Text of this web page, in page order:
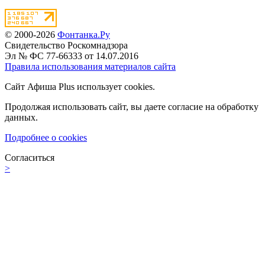
© 2000-2026 Фонтанка.Ру
Свидетельство Роскомнадзора
Эл № ФС 77-66333 от 14.07.2016
Правила использования материалов сайта
Сайт Афиша Plus использует cookies.
Продолжая использовать сайт, вы даете согласие на обработку
данных.
Подробнее о cookies
Согласиться
>